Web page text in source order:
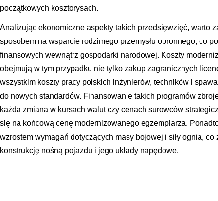
początkowych kosztorysach.
Analizując ekonomiczne aspekty takich przedsięwzięć, warto
sposobem na wsparcie rodzimego przemysłu obronnego, co
finansowych wewnątrz gospodarki narodowej. Koszty
obejmują w tym przypadku nie tylko zakup zagranicznych
wszystkim koszty pracy polskich inżynierów, techników i
do nowych standardów. Finansowanie takich programów
każda zmiana w kursach walut czy cenach surowców
się na końcową cenę modernizowanego egzemplarza.
wzrostem wymagań dotyczących masy bojowej i siły ognia, co
konstrukcję nośną pojazdu i jego układy napędowe.